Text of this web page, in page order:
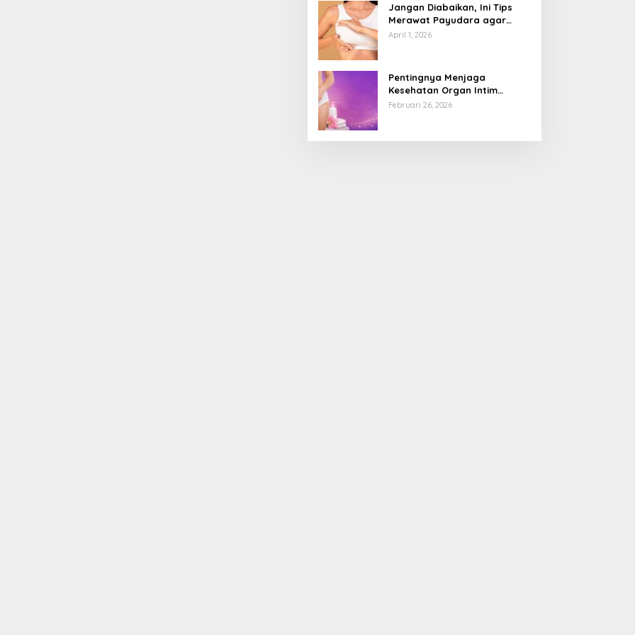
Jangan Diabaikan, Ini Tips
Merawat Payudara agar
Tetap Sehat dan Terhindar
April 1, 2026
Pentingnya Menjaga
Kesehatan Organ Intim
Wanita, Ini 3 Cara Perawatan
Februari 26, 2026